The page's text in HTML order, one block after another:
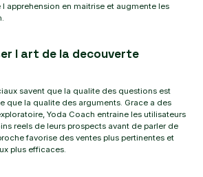
apprehension en maitrise et augmente les
l art de la decouverte
savent que la qualite des questions est
que la qualite des arguments. Grace a des
Yoda Coach entraine les utilisateurs
reels de leurs prospects avant de parler de
favorise des ventes plus pertinentes et
plus efficaces.